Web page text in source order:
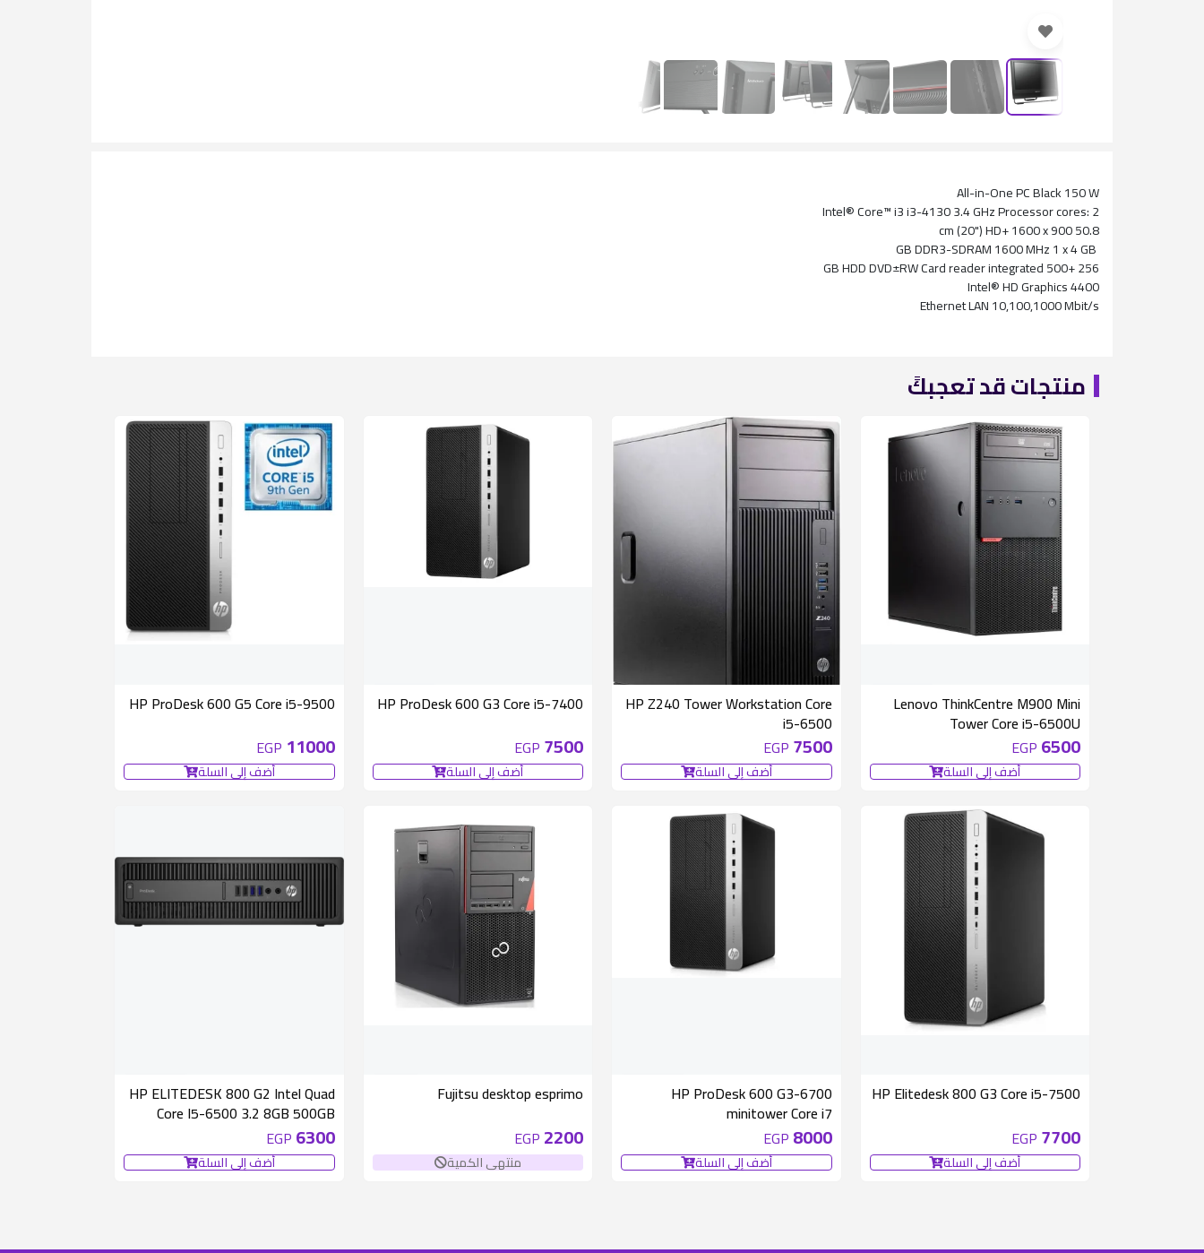
All-in-One PC Black 150 W
Intel® Core™ i3 i3-4130 3.4 GHz Processor cores: 2
50.8 cm (20") HD+ 1600 x 900
256 +500 GB HDD DVD±RW Card reader integrated
Intel® HD Graphics 4400
Ethernet LAN 10,100,1000 Mbit/s
منتجات قد تعجبكً
Lenovo ThinkCentre M900 Mini
Tower Core i5-6500U
6500
EGP
أضف إلى السلة
متوفر 1 قطع
HP Z240 Tower Workstation Core
i5-6500
7500
EGP
أضف إلى السلة
HP ProDesk 600 G3 Core i5-7400
7500
EGP
أضف إلى السلة
HP ProDesk 600 G5 Core i5-9500
11000
EGP
أضف إلى السلة
HP Elitedesk 800 G3 Core i5-7500
7700
EGP
أضف إلى السلة
6700-HP ProDesk 600 G3
minitower Core i7
8000
EGP
أضف إلى السلة
Fujitsu desktop esprimo
2200
EGP
منتهى الكمية
HP ELITEDESK 800 G2 Intel Quad
Core I5-6500 3.2 8GB 500GB
Windows 10 Pro Ready
6300
EGP
أضف إلى السلة